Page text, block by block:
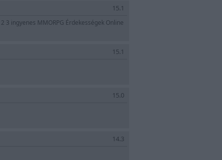
15.1
3 ingyenes MMORPG Érdekességek Online
15.1
15.0
14.3